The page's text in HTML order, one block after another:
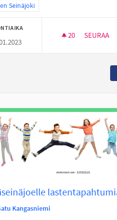
tulokset teeman mukaan: Itäinen
Seinäjoki
20 20
SEURAA
Kangasniemi